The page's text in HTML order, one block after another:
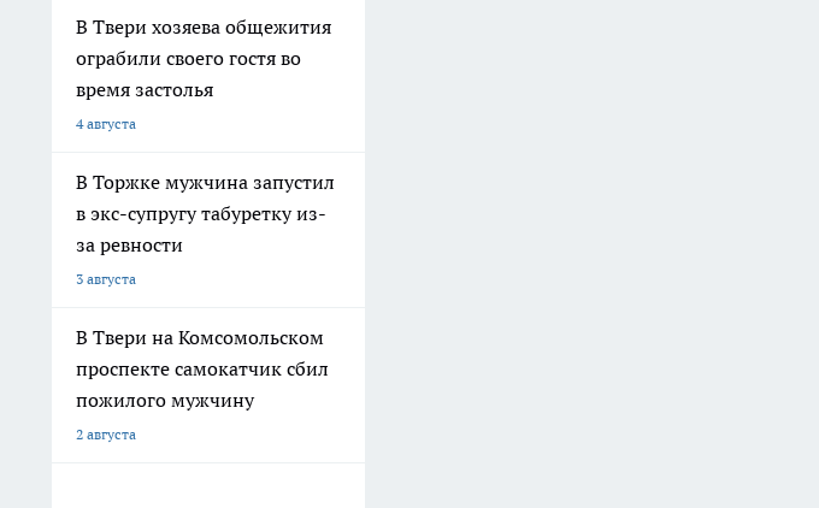
В Твери хозяева общежития
ограбили своего гостя во
время застолья
4 августа
В Торжке мужчина запустил
в экс-супругу табуретку из-
за ревности
3 августа
В Твери на Комсомольском
проспекте самокатчик сбил
пожилого мужчину
2 августа